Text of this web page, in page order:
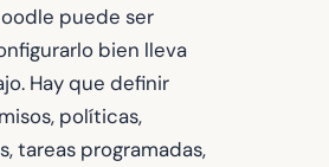
puede ser
bien lleva
Hay que definir
políticas,
tareas programadas,